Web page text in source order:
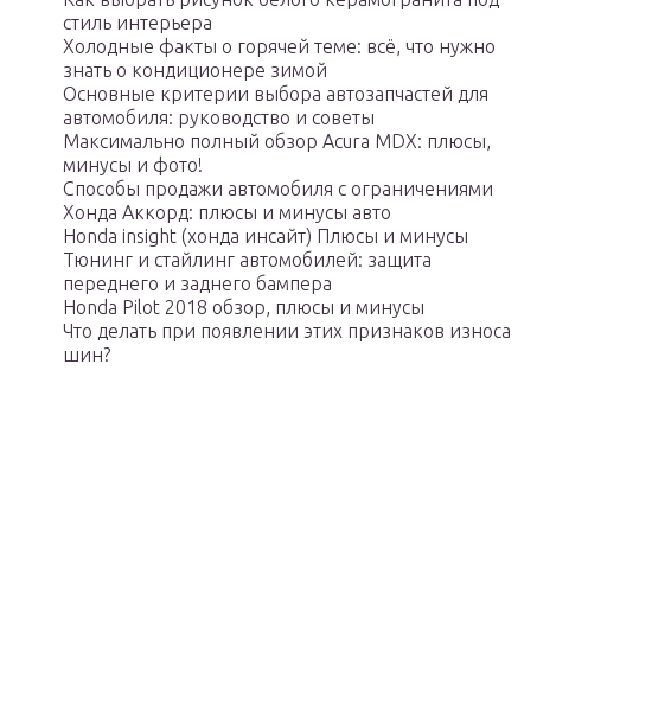
стиль интерьера
Холодные факты о горячей теме: всё, что нужно
знать о кондиционере зимой
Основные критерии выбора автозапчастей для
автомобиля: руководство и советы
Максимально полный обзор Acura MDX: плюсы,
минусы и фото!
Способы продажи автомобиля с ограничениями
Хонда Аккорд: плюсы и минусы авто
Honda insight (хонда инсайт) Плюсы и минусы
Тюнинг и стайлинг автомобилей: защита
переднего и заднего бампера
Honda Pilot 2018 обзор, плюсы и минусы
Что делать при появлении этих признаков износа
шин?